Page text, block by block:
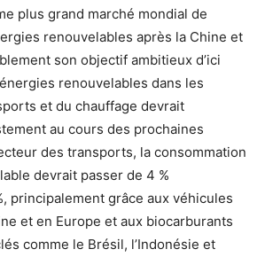
plus grand marché mondial de
renouvelables après la Chine et
son objectif ambitieux d’ici
renouvelables dans les
et du chauffage devrait
au cours des prochaines
des transports, la consommation
devrait passer de 4 %
principalement grâce aux véhicules
et en Europe et aux biocarburants
comme le Brésil, l’Indonésie et